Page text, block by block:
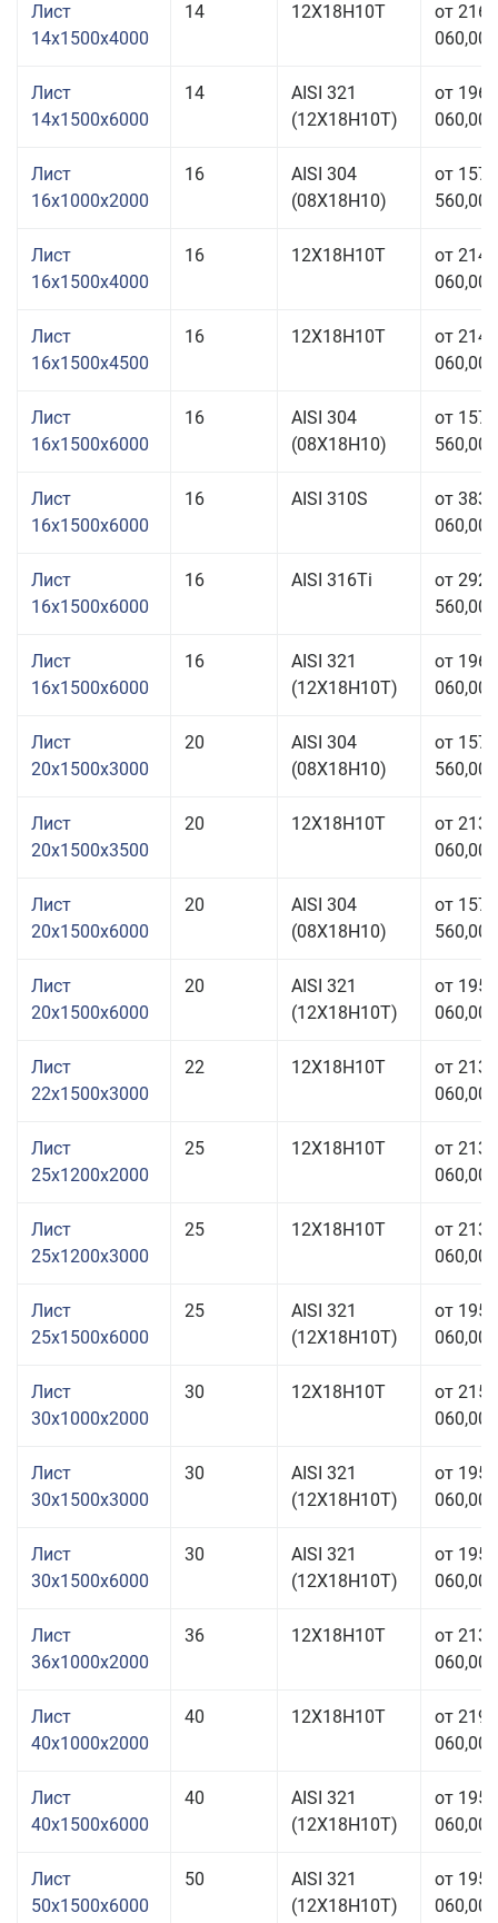
Лист
14x1500x4000
14 12Х18Н10Т
от 216
060,00
Лист
14x1500x6000
14
AISI 321
(12Х18Н10Т)
от 196
060,00
Лист
16x1000x2000
16
AISI 304
(08Х18Н10)
от 157
560,00
Лист
16x1500x4000
16 12Х18Н10Т
от 214
060,00
Лист
16x1500x4500
16 12Х18Н10Т
от 214
060,00
Лист
16x1500x6000
16
AISI 304
(08Х18Н10)
от 157
560,00
Лист
16x1500x6000
16 AISI 310S
от 383
060,00
Лист
16x1500x6000
16 AISI 316Ti
от 292
560,00
Лист
16x1500x6000
16
AISI 321
(12Х18Н10Т)
от 196
060,00
Лист
20x1500x3000
20
AISI 304
(08Х18Н10)
от 157
560,00
Лист
20x1500x3500
20 12Х18Н10Т
от 213
060,00
Лист
20x1500x6000
20
AISI 304
(08Х18Н10)
от 157
560,00
Лист
20x1500x6000
20
AISI 321
(12Х18Н10Т)
от 195
060,00
Лист
22x1500x3000
22 12Х18Н10Т
от 213
060,00
Лист
25x1200x2000
25 12Х18Н10Т
от 213
060,00
Лист
25x1200x3000
25 12Х18Н10Т
от 213
060,00
Лист
25x1500x6000
25
AISI 321
(12Х18Н10Т)
от 195
060,00
Лист
30x1000x2000
30 12Х18Н10Т
от 215
060,00
Лист
30x1500x3000
30
AISI 321
(12Х18Н10Т)
от 195
060,00
Лист
30x1500x6000
30
AISI 321
(12Х18Н10Т)
от 195
060,00
Лист
36x1000x2000
36 12Х18Н10Т
от 213
060,00
Лист
40x1000x2000
40 12Х18Н10Т
от 219
060,00
Лист
40x1500x6000
40
AISI 321
(12Х18Н10Т)
от 195
060,00
Лист
50x1500x6000
50
AISI 321
(12Х18Н10Т)
от 195
060,00